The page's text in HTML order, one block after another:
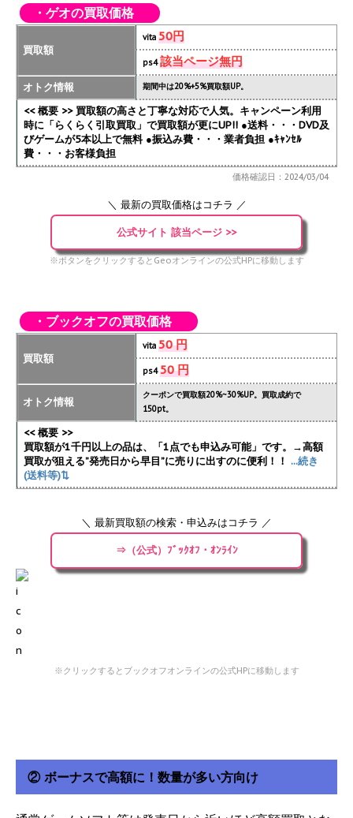
・ゲオの買取価格
買取額
vita 50円
ps4該当ページ無円
オトク情報 期間中は20%+5%買取額UP。
<< 概要 >> 買取額の高さと丁寧な対応で人気。キャンペーン利用
時に「らくらく引取買取」で買取額が更にUP!! ●送料・・・DVD及
びゲームが5本以上で無料 ●振込み費・・・業者負担 ●ｷｬﾝｾﾙ
費・・・お客様負担
価格確認日：2024/03/04
＼ 最新の買取価格はコチラ ／
公式サイト 該当ページ >>
※ボタンをクリックするとGeoオンラインの公式HPに移動します
・ブックオフの買取価格
買取額
vita 50 円
ps450 円
オトク情報
クーポンで買取額20%~30%UP。買取成約で
150pt。
<< 概要 >>
買取額が1千円以上の品は、「1点でも申込み可能」です。→高額
買取が狙える”発売日から早目”に売りに出すのに便利！！ ...続き
(送料等)⇅
＼ 最新買取額の検索・申込みはコチラ ／
⇒（公式）ﾌﾞｯｸｵﾌ・ｵﾝﾗｲﾝ
※クリックするとブックオフオンラインの公式HPに移動します
② ボーナスで高額に！数量が多い方向け